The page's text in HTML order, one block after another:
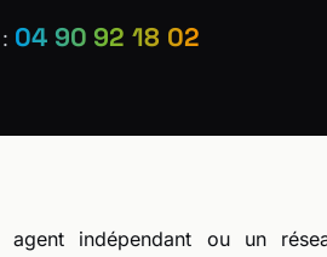
04 90 92 18 02
agent indépendant ou un